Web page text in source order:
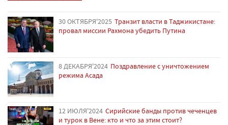
30 ОКТЯБРЯ'2025 Транзит власти в Таджикистане:
провал миссии Рахмона убедить Путина
8 ДЕКАБРЯ'2024 Поздравление с уничтожением
режима Асада
12 ИЮЛЯ'2024 Сирийские банды против чеченцев
и турок в Вене: кто и что за этим стоит?